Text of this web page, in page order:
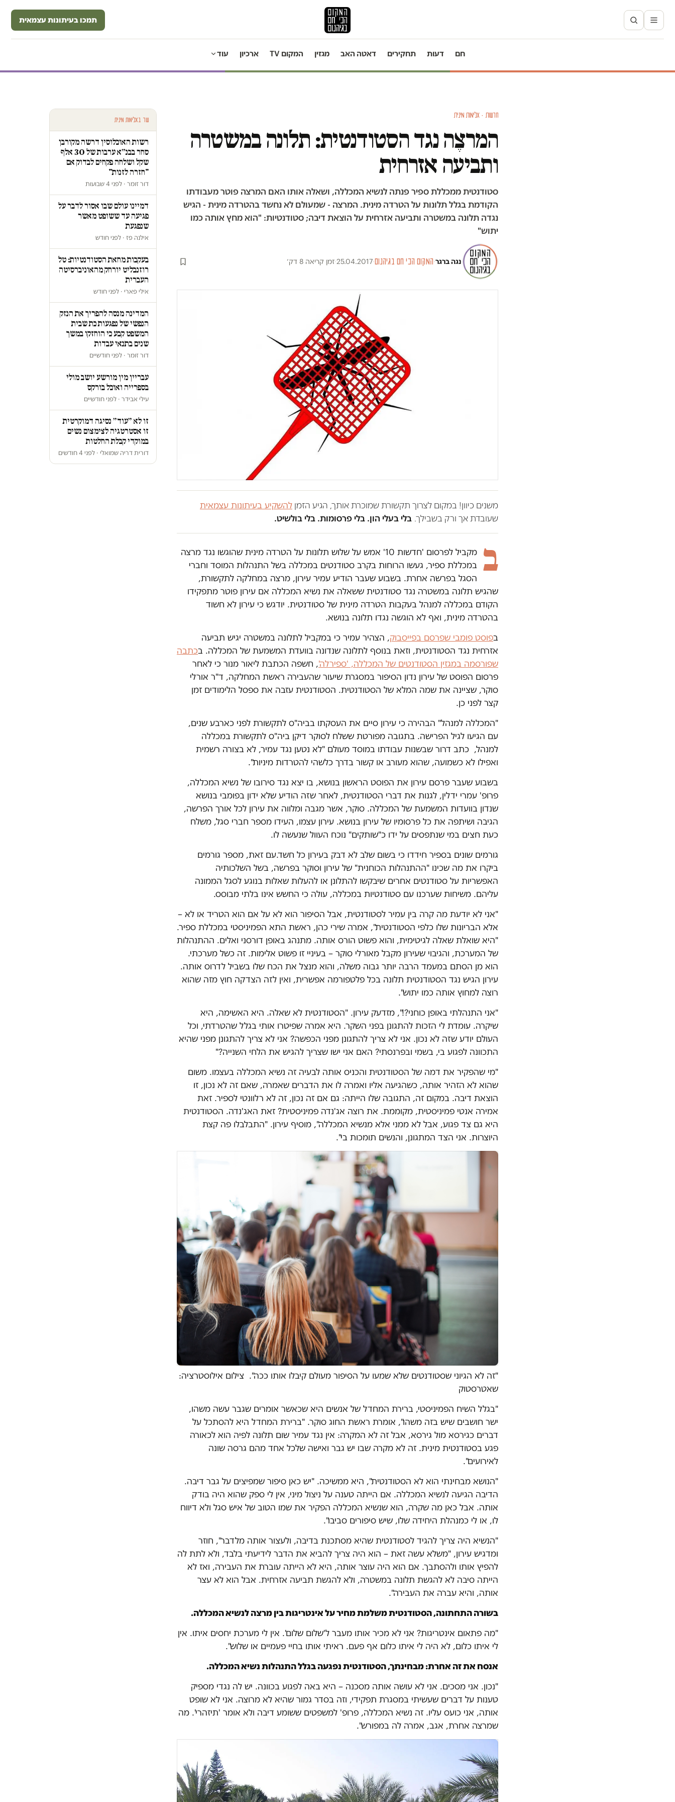
תמכו בעיתונות עצמאית
חם דעות תחקירים דאטה האב מגזין המקום TV ארכיון עוד
חדשות · אלימות מינית
המרצֶה נגד הסטודנטית: תלונה במשטרה
ותביעה אזרחית
סטודנטית ממכללת ספיר פנתה לנשיא המכללה, ושאלה אותו האם המרצה פוטר מעבודתו
הקודמת בגלל תלונות על הטרדה מינית. המרצה - שמעולם לא נחשד בהטרדה מינית - הגיש
נגדה תלונה במשטרה ותביעה אזרחית על הוצאת דיבה; סטודנטיות: "הוא מחץ אותה כמו
יתוש"
נגה ברגר·המקום הכי חם בגיהנום·
25.04.2017
·זמן קריאה 8 דק׳
משנים כיוון! במקום לצרוך תקשורת שמוכרת אותך, הגיע הזמן להשקיע בעיתונות עצמאית
שעובדת אך ורק בשבילך. בלי בעלי הון. בלי פרסומות. בלי בולשיט.
ב
מקביל לפרסום 'חדשות 10' אמש על שלוש תלונות על הטרדה מינית שהוגשו נגד מרצה
במכללת ספיר, געשו הרוחות בקרב סטודנטים במכללה בשל התנהלות המוסד וחברי
הסגל בפרשה אחרת. בשבוע שעבר הודיע עמיר עירון, מרצה במחלקה לתקשורת,
שהגיש תלונה במשטרה נגד סטודנטית ששאלה את נשיא המכללה אם עירון פוטר מתפקידו
הקודם במכללה למנהל בעקבות הטרדה מינית של סטודנטית. יודגש כי עירון לא חשוד
בהטרדה מינית, ואף לא הוגשה נגדו תלונה בנושא.
בפוסט פומבי שפרסם בפייסבוק, הצהיר עמיר כי במקביל לתלונה במשטרה יגיש תביעה
אזרחית נגד הסטודנטית, וזאת בנוסף לתלונה שנדונה בוועדת המשמעת של המכללה. בכתבה
שפורסמה במגזין הסטודנטים של המכללה, 'ספירלה', חשפה הכתבת ליאור מנור כי לאחר
פרסום הפוסט של עירון נדון הסיפור במסגרת שיעור שהעבירה ראשת המחלקה, ד"ר אורלי
סוקר, שציינה את שמה המלא של הסטודנטית. הסטודנטית עזבה את ספסל הלימודים זמן
קצר לפני כן.
"המכללה למנהל" הבהירה כי עירון סיים את העסקתו בביה"ס לתקשורת לפני כארבע שנים,
עם הגיעו לגיל הפרישה. בתגובה מפורטת ששלח לסוקר דיקן ביה"ס לתקשורת במכללה
למנהל, כתב דרור שבשנות עבודתו במוסד מעולם "לא נטען נגד עמיר, לא בצורה רשמית
ואפילו לא כשמועה, שהוא מעורב או קשור בדרך כלשהי להטרדות מיניות".
בשבוע שעבר פרסם עירון את הפוסט הראשון בנושא, בו יצא נגד סירובו של נשיא המכללה,
פרופ' עמרי ידלין, לגנות את דברי הסטודנטית, לאחר שזה הודיע שלא ידון בפומבי בנושא
שנדון בוועדות המשמעת של המכללה. סוקר, אשר מגבה ומלווה את עירון לכל אורך הפרשה,
הגיבה ושיתפה את כל פרסומיו של עירון בנושא. עירון עצמו, העידו מספר חברי סגל, משלח
כעת חצים במי שנתפסים על ידו כ"שותקים" נוכח העוול שנעשה לו.
גורמים שונים בספיר חידדו כי בשום שלב לא דבק בעירון כל חשד.עם זאת, מספר גורמים
ביקרו את מה שכינו "ההתנהלות הכוחנית" של עירון וסוקר בפרשה, בשל השלכותיה
האפשריות על סטודנטים אחרים שיבקשו להתלונן או להעלות שאלות בנוגע לסגל הממונה
עליהם. משיחות שערכנו עם סטודנטיות במכללה, עולה כי החשש אינו בלתי מבוסס.
"אני לא יודעת מה קרה בין עמיר לסטודנטית, אבל הסיפור הוא לא על אם הוא הטריד או לא –
אלא הבריונות שלו כלפי הסטודנטית", אמרה שירי כהן, ראשת התא הפמיניסטי במכללת ספיר.
"היא שואלת שאלה לגיטימית, והוא פשוט הורס אותה. מתנהג באופן דורסני ואלים. ההתנהלות
של המערכת, והגיבוי שעירון מקבל מאורלי סוקר – בעיניי זו פשוט אלימות. זה כשל מערכתי.
הוא מן הסתם במעמד הרבה יותר גבוה משלה, והוא מנצל את הכח שלו בשביל לדרוס אותה.
עירון הגיש נגד הסטודנטית תלונה בכל פלטפורמה אפשרית, ואין לזה הצדקה חוץ מזה שהוא
רוצה למחוץ אותה כמו יתוש".
"אני התנהלתי באופן כוחני?!", מזדעק עירון. "הסטודנטית לא שאלה. היא האשימה, היא
שיקרה. עומדת לי הזכות להתגונן בפני השקר. היא אמרה שפיטרו אותי בגלל שהטרדתי, וכל
העולם יודע שזה לא נכון. אני לא צריך להתגונן מפני הכפשה? אני לא צריך להתגונן מפני שהיא
התכוונה לפגוע בי, בשמי ובפרנסתי? האם אני ישו שצריך להגיש את הלחי השנייה?"
"מי שהפקיר את דמה של הסטודנטית והכניס אותה לבעיה זה נשיא המכללה בעצמו. משום
שהוא לא הזהיר אותה, כשהגיעה אליו ואמרה לו את הדברים שאמרה, שאם זה לא נכון, זו
הוצאת דיבה. במקום זה, התגובה שלו הייתה: גם אם זה נכון, זה לא רלוונטי לספיר. זאת
אמירה אנטי פמיניסטית, מקוממת. את רוצה אג'נדה פמיניסטית? זאת האג'נדה. הסטודנטית
היא גם צד פגוע, אבל לא ממני אלא מנשיא המכללה", מוסיף עירון. "התבלבלו פה קצת
היוצרות. אני הצד המתגונן, והנשים תומכות בי".
"זה לא הגיוני שסטודנטים שלא שמעו על הסיפור מעולם קיבלו אותו ככה". צילום אילוסטרציה:
שאטרסטוק
"בגלל השיח הפמיניסטי, ברירת המחדל של אנשים היא שכאשר אומרים שגבר עשה משהו,
ישר חושבים שיש בזה משהו", אומרת ראשת החוג סוקר. "ברירת המחדל היא להסתכל על
דברים כגירסא מול גירסא, אבל זה לא המקרה: אין נגד עמיר שום תלונה לפיה הוא לכאורה
פגע בסטודנטית מינית. זה לא מקרה שבו יש גבר ואישה שלכל אחד מהם גרסה שונה
לאירועים".
"הנושא מבחינתי הוא לא הסטודנטית", היא ממשיכה. "יש כאן סיפור שמפיצים על גבר דיבה.
הדיבה הגיעה לנשיא המכללה. אם הייתה טענה על ניצול מיני, אין לי ספק שהוא היה בודק
אותה. אבל כאן מה שקרה, הוא שנשיא המכללה הפקיר את שמו הטוב של איש סגל ולא דיווח
לו, או לי כמנהלת היחידה שלו, שיש סיפורים סביבו".
"הנשיא היה צריך להגיד לסטודנטית שהיא מסתכנת בדיבה, ולעצור אותה מלדבר", חוזר
ומדגיש עירון, "משלא עשה זאת – הוא היה צריך להביא את הדבר לידיעתי בלבד, ולא לתת לה
להפיץ אותו ולהסתבך. אם הוא היה עוצר אותה, היא לא הייתה עוברת את העבירה, ואז לא
הייתה סיבה לא להגשת תלונה במשטרה, ולא להגשת תביעה אזרחית. אבל הוא לא עצר
אותה, והיא עברה את העבירה".
בשורה התחתונה, הסטודנטית משלמת מחיר על אינטריגות בין מרצה לנשיא המכללה.
"מה פתאום אינטריגות? אני לא מכיר אותו מעבר ל'שלום שלום'. אין לי מערכת יחסים איתו. אין
לי איתו כלום, לא היה לי איתו כלום אף פעם. ראיתי אותו בחיי פעמיים או שלוש".
אנסח את זה אחרת: מבחינתך, הסטודנטית נפגעה בגלל התנהלות נשיא המכללה.
"נכון. אני מסכים. אני לא עושה אותה מסכנה – היא באה לפגוע בכוונה. יש לה נגדי מספיק
טענות על דברים שעשיתי במסגרת תפקידי, וזה בסדר גמור שהיא לא מרוצה. אני לא שופט
אותה, אני כועס עליו. זה נשיא המכללה, פרופ' למשפטים ששומע דיבה ולא אומר 'תיזהרי'. מה
שמרצה אחרת, אגב, אמרה לה במפורש".
עוד באלימות מינית
רשות האוכלוסין דרשה מקורבן
סחר בבנ״א ערבות של 30 אלף
שקל ושלחה פקחים לבדוק אם
"חזרה לזנות"
דור זומר · לפני 4 שבועות
דמיינו עולם שבו אסור לדבר על
פגיעה עד ששופט מאשר
שנפגעת
אילנה פז · לפני חודש
בעקבות מחאת הסטודנטיות: טל
רוזנבליט יורחק מהאוניברסיטה
העברית
אילי פארי · לפני חודש
המדינה מנסה להפריך את הנזק
הנפשי של נפגעות כת שבית
המשפט קבע כי הוחזקו במשך
שנים בתנאי עבדות
דור זומר · לפני חודשיים
עבריין מין מורשע יושב מולי
בספרייה ואוכל בורקס
עילי אבידר · לפני חודשיים
זו לא ״עוד״ נסיגה דמוקרטית
זו אסטרטגיה לצימצום נשים
במוקדי קבלת החלטות
דורית דריה שמואלי · לפני 4 חודשים